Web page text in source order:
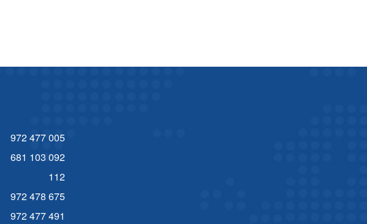
972 477 005
681 103 092
112
972 478 675
972 477 491